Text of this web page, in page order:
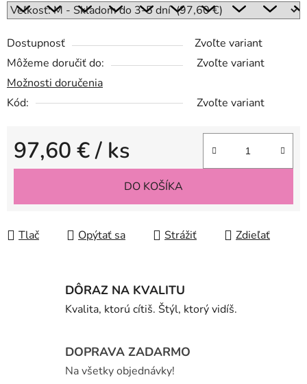
Dostupnosť
Zvoľte variant
Môžeme doručiť do:
Zvoľte variant
Možnosti doručenia
Kód:
Zvoľte variant
97,60 €/ ks
Jednotková cena:
DO KOŠÍKA
Tlač Opýtať sa Strážiť Zdieľať
DÔRAZ NA KVALITU
Kvalita, ktorú cítiš. Štýl, ktorý vidíš.
DOPRAVA ZADARMO
Na všetky objednávky!